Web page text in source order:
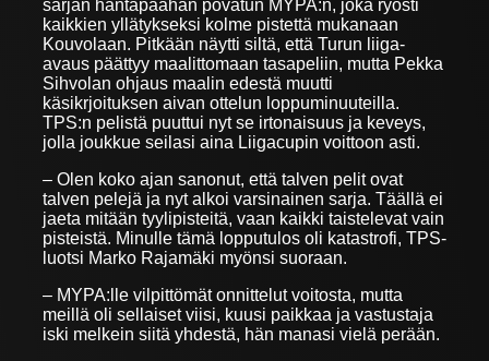
sarjan häntäpäähän povatun MYPA:n, joka ryösti
kaikkien yllätykseksi kolme pistettä mukanaan
Kouvolaan. Pitkään näytti siltä, että Turun liiga-
avaus päättyy maalittomaan tasapeliin, mutta Pekka
Sihvolan ohjaus maalin edestä muutti
käsikrjoituksen aivan ottelun loppuminuuteilla.
TPS:n pelistä puuttui nyt se irtonaisuus ja keveys,
jolla joukkue seilasi aina Liigacupin voittoon asti.
– Olen koko ajan sanonut, että talven pelit ovat
talven pelejä ja nyt alkoi varsinainen sarja. Täällä ei
jaeta mitään tyylipisteitä, vaan kaikki taistelevat vain
pisteistä. Minulle tämä lopputulos oli katastrofi, TPS-
luotsi Marko Rajamäki myönsi suoraan.
– MYPA:lle vilpittömät onnittelut voitosta, mutta
meillä oli sellaiset viisi, kuusi paikkaa ja vastustaja
iski melkein siitä yhdestä, hän manasi vielä perään.